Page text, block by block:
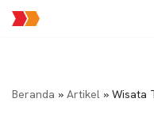
Beranda » Artikel » Wisata